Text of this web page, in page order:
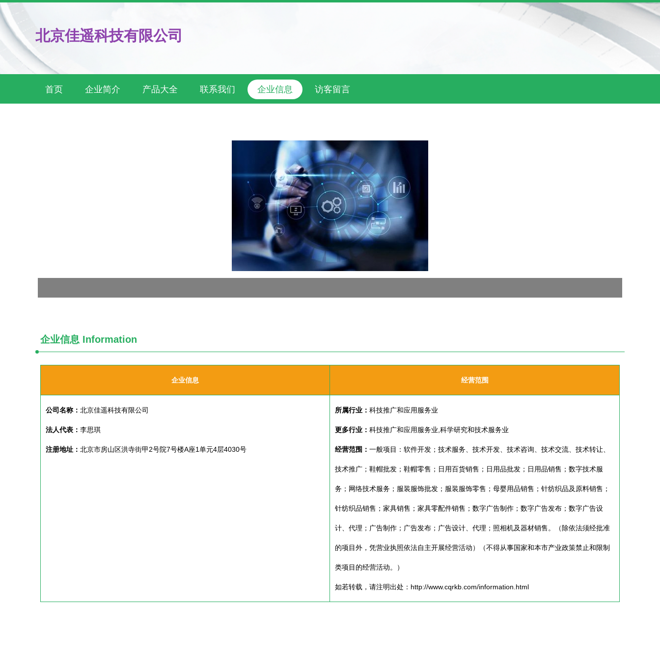
北京佳遥科技有限公司
首页 企业简介 产品大全 联系我们 企业信息 访客留言
企业信息 Information
企业信息 经营范围
公司名称： 北京佳遥科技有限公司
法人代表： 李思琪
注册地址： 北京市房山区洪寺街甲2号院7号楼A座1单元4层4030号
所属行业： 科技推广和应用服务业
更多行业： 科技推广和应用服务业,科学研究和技术服务业
经营范围： 一般项目：软件开发；技术服务、技术开发、技术咨询、技术交流、技术转让、
技术推广；鞋帽批发；鞋帽零售；日用百货销售；日用品批发；日用品销售；数字技术服
务；网络技术服务；服装服饰批发；服装服饰零售；母婴用品销售；针纺织品及原料销售；
针纺织品销售；家具销售；家具零配件销售；数字广告制作；数字广告发布；数字广告设
计、代理；广告制作；广告发布；广告设计、代理；照相机及器材销售。（除依法须经批准
的项目外，凭营业执照依法自主开展经营活动）（不得从事国家和本市产业政策禁止和限制
类项目的经营活动。）
如若转载，请注明出处：http://www.cqrkb.com/information.html